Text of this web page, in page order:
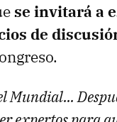
se invitará a
de
Mundial...